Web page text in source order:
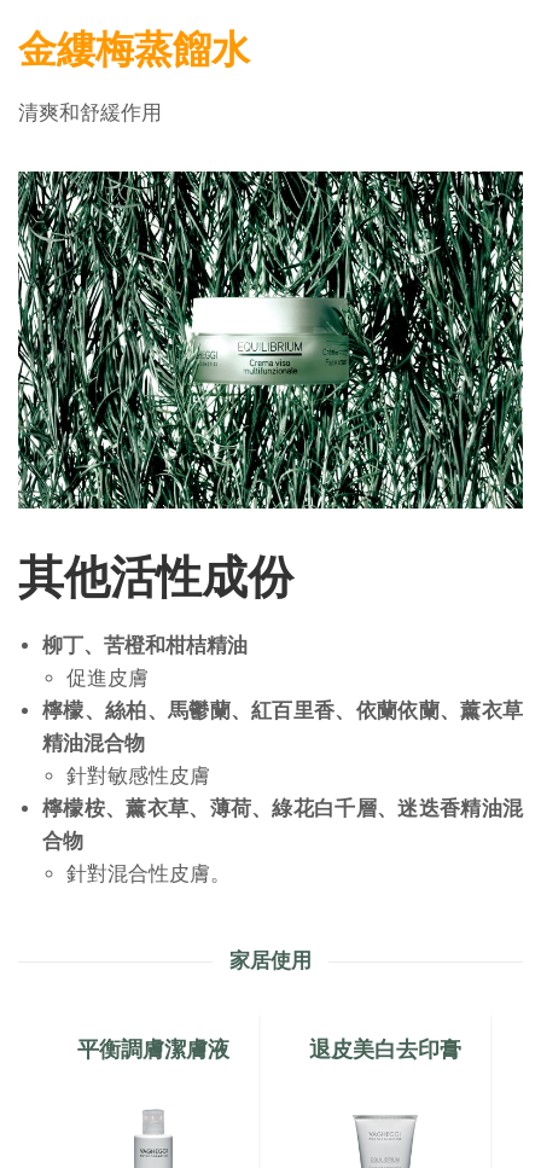
金縷梅蒸餾水
清爽和舒緩作用
其他活性成份
柳丁、苦橙和柑桔精油
促進皮膚
檸檬、絲柏、馬鬱蘭、紅百里香、依蘭依蘭、薰衣草
精油混合物
針對敏感性皮膚
檸檬桉、薰衣草、薄荷、綠花白千層、迷迭香精油混
合物
針對混合性皮膚。
家居使用
平衡調膚潔膚液 退皮美白去印膏